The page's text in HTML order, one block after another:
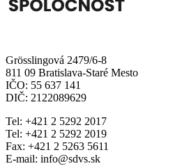
Grösslingová 2479/6-8
811 09 Bratislava-Staré Mesto
IČO: 55 637 141
DIČ: 2122089629
Tel: +421 2 5292 2017
Tel: +421 2 5292 2019
Fax: +421 2 5263 5611
E-mail: info@sdvs.sk